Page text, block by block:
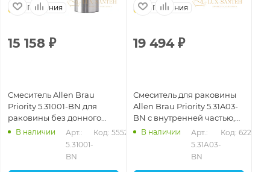
Германия
15 158 ₽
Смеситель Allen Brau
Priority 5.31001-BN для
раковины без донного
клапана, никель
В наличии
Арт.:
5.31001-
BN
Код: 55521
Германия
19 494₽
Смеситель для раковины
Allen Brau Priority 5.31A03-
BN с внутренней частью,
никель брашированный
В наличии
Арт.:
5.31A03-
BN
Код: 62214